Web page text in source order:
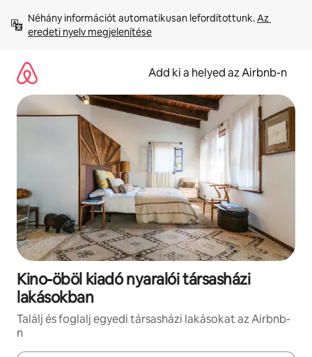
tartalomra
Néhány információt automatikusan lefordítottunk. Az
eredeti nyelv megjelenítése
Add ki a helyed az Airbnb-n
Kino-öböl kiadó nyaralói társasházi
lakásokban
Találj és foglalj egyedi társasházi lakásokat az Airbnb-
n